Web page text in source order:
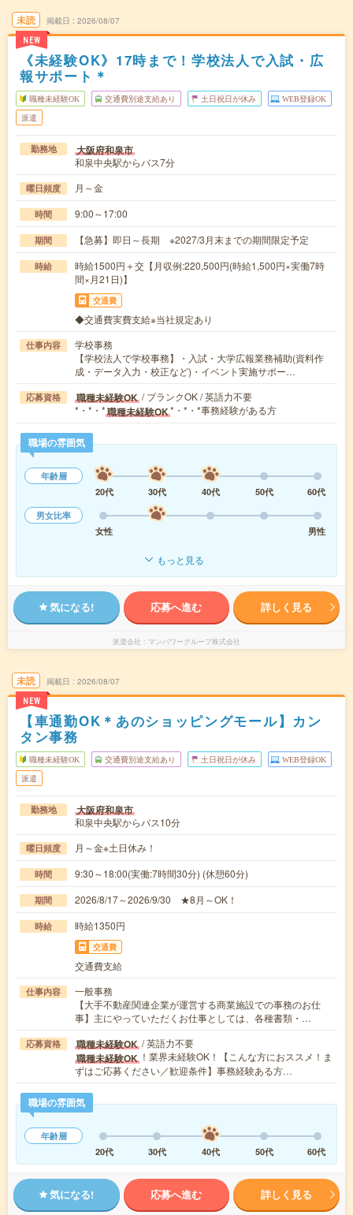
未読
NEW
掲載日 2026/08/07
《未経験OK》17時まで！学校法人で入試・広
報サポート＊
職種未経験OK 交通費別途支給あり 土日祝日が休み WEB登録OK
派遣
勤務地 大阪府和泉市
和泉中央駅からバス7分
曜日頻度 月～金
時間 9:00～17:00
期間 【急募】即日～長期 ※2027/3月末までの期間限定予定
時給
時給1500円＋交【月収例:220,500円(時給1,500円×実働7時
間×月21日)】
交通費
◆交通費実費支給※当社規定あり
仕事内容
学校事務
【学校法人で学校事務】・入試・大学広報業務補助(資料作
成・データ入力・校正など)・イベント実施サポー…
応募資格 職種未経験OK / ブランクOK / 英語力不要
*・*・*職種未経験OK*・*・*事務経験がある方
職場の雰囲気
年齢層
20代
30代 40代 50代
60代
男女比率
女性
男性
もっと見る
気になる! 応募へ進む 詳しく見る
派遣会社 マンパワーグループ株式会社
未読
NEW
掲載日 2026/08/07
【車通勤OK＊あのショッピングモール】カン
タン事務
職種未経験OK 交通費別途支給あり 土日祝日が休み WEB登録OK
派遣
勤務地 大阪府和泉市
和泉中央駅からバス10分
曜日頻度 月～金※土日休み！
時間 9:30～18:00(実働:7時間30分) (休憩60分)
期間 2026/8/17～2026/9/30 ★8月～OK！
時給 時給1350円
交通費
交通費支給
仕事内容
一般事務
【大手不動産関連企業が運営する商業施設での事務のお仕
事】主にやっていただくお仕事としては、各種書類・…
応募資格 職種未経験OK / 英語力不要
職種未経験OK ！業界未経験OK！【こんな方におススメ！ま
ずはご応募ください／歓迎条件】事務経験ある方…
職場の雰囲気
年齢層
20代
30代 40代 50代 60代
気になる! 応募へ進む 詳しく見る